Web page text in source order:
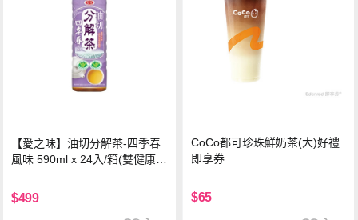
【愛之味】油切分解茶-四季春
風味 590ml x 24入/箱(雙健康認
$499
CoCo都可珍珠鮮奶茶(大)好禮
即享券
$65